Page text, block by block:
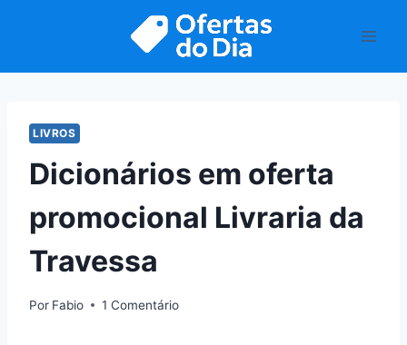
LIVROS
Dicionários em oferta
promocional Livraria da
Travessa
Por Fabio 1 Comentário